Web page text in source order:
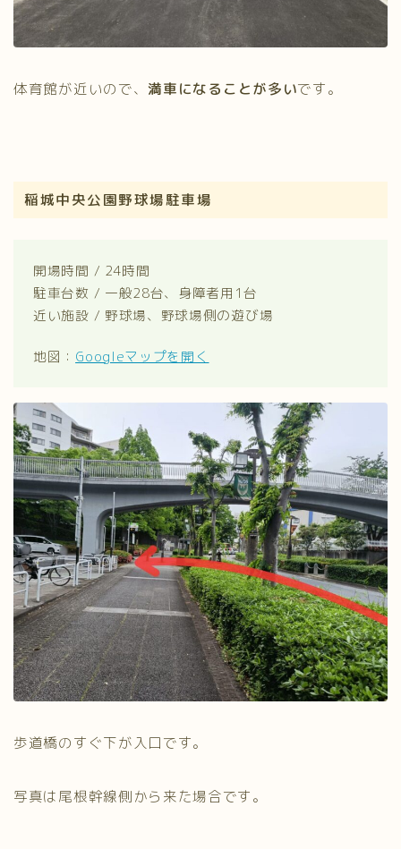
体育館が近いので、 満車になることが多いです。
稲城中央公園野球場駐車場
開場時間 / 24時間
駐車台数 / 一般28台、身障者用1台
近い施設 / 野球場、野球場側の遊び場
地図： Googleマップを開く
歩道橋のすぐ下が入口です。
写真は尾根幹線側から来た場合です。